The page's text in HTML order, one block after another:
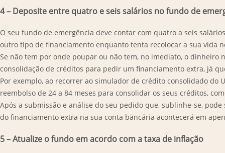
4 – Deposite entre quatro e seis salários no fundo de
O seu fundo de emergência deve contar com quatro a seis
outro tipo de financiamento enquanto tenta recolocar a sua vida
Se não tem por onde poupar ou não tem, no imediato, o
consolidação de créditos para pedir um financiamento extra, já
Por exemplo, ao recorrer ao simulador de crédito consolidado do
reembolso de 24 a 84 meses para consolidar os seus créditos,
Após a submissão e análise do seu pedido que, sublinhe-se,
do financiamento extra na sua conta bancária acontecerá em
5 – Atualize o fundo em acordo com a taxa de inflação